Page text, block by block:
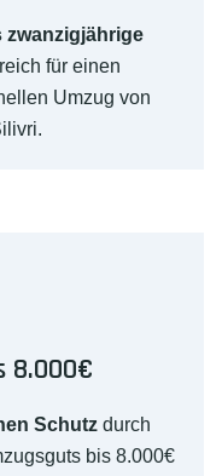
zwanzigjährige
für einen
Umzug von
8.000€
Schutz durch
bis 8.000€